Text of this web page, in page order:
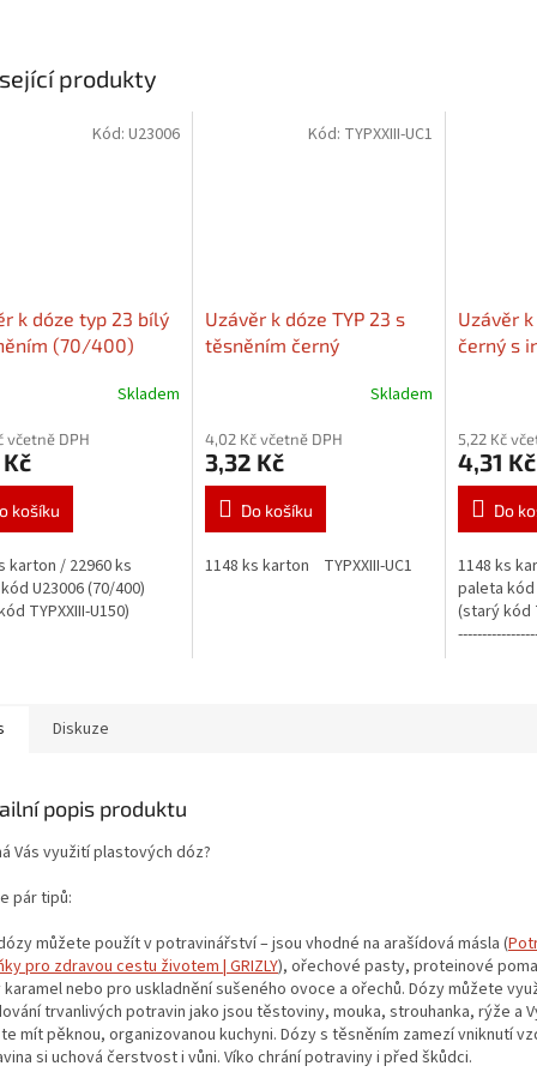
produkty
k dóze typ 23 bílý
(70/400)
Skladem
včetně DPH
košíku
karton / 22960 ks
U23006 (70/400)
TYPXXIII-U150)
Kód: U23006
Uzávěr k dóze TYP 23 s
těsněním černý
Skladem
4,02 Kč včetně DPH
3,32 Kč
Do košíku
1148 ks karton TYPXXIII-UC1
Kód: TYPXXIII-UC1
Uzávěr k
černý s
5,22 Kč
4,31 Kč
Do
1148 ks
paleta kód
(starý kód
Diskuze
popis produktu
Vás využití plastových dóz?
pár tipů:
můžete použít v potravinářství – jsou vhodné na arašídová másla (
pro zdravou cestu životem | GRIZLY), ořechové pasty, proteinové
karamel nebo pro uskladnění sušeného ovoce a ořechů. Dózy můžete
trvanlivých potravin jako jsou těstoviny, mouka, strouhanka, rýže a
mít pěknou, organizovanou kuchyni. Dózy s těsněním zamezí vniknutí
si uchová čerstvost i vůni. Víko chrání potraviny i před škůdci.